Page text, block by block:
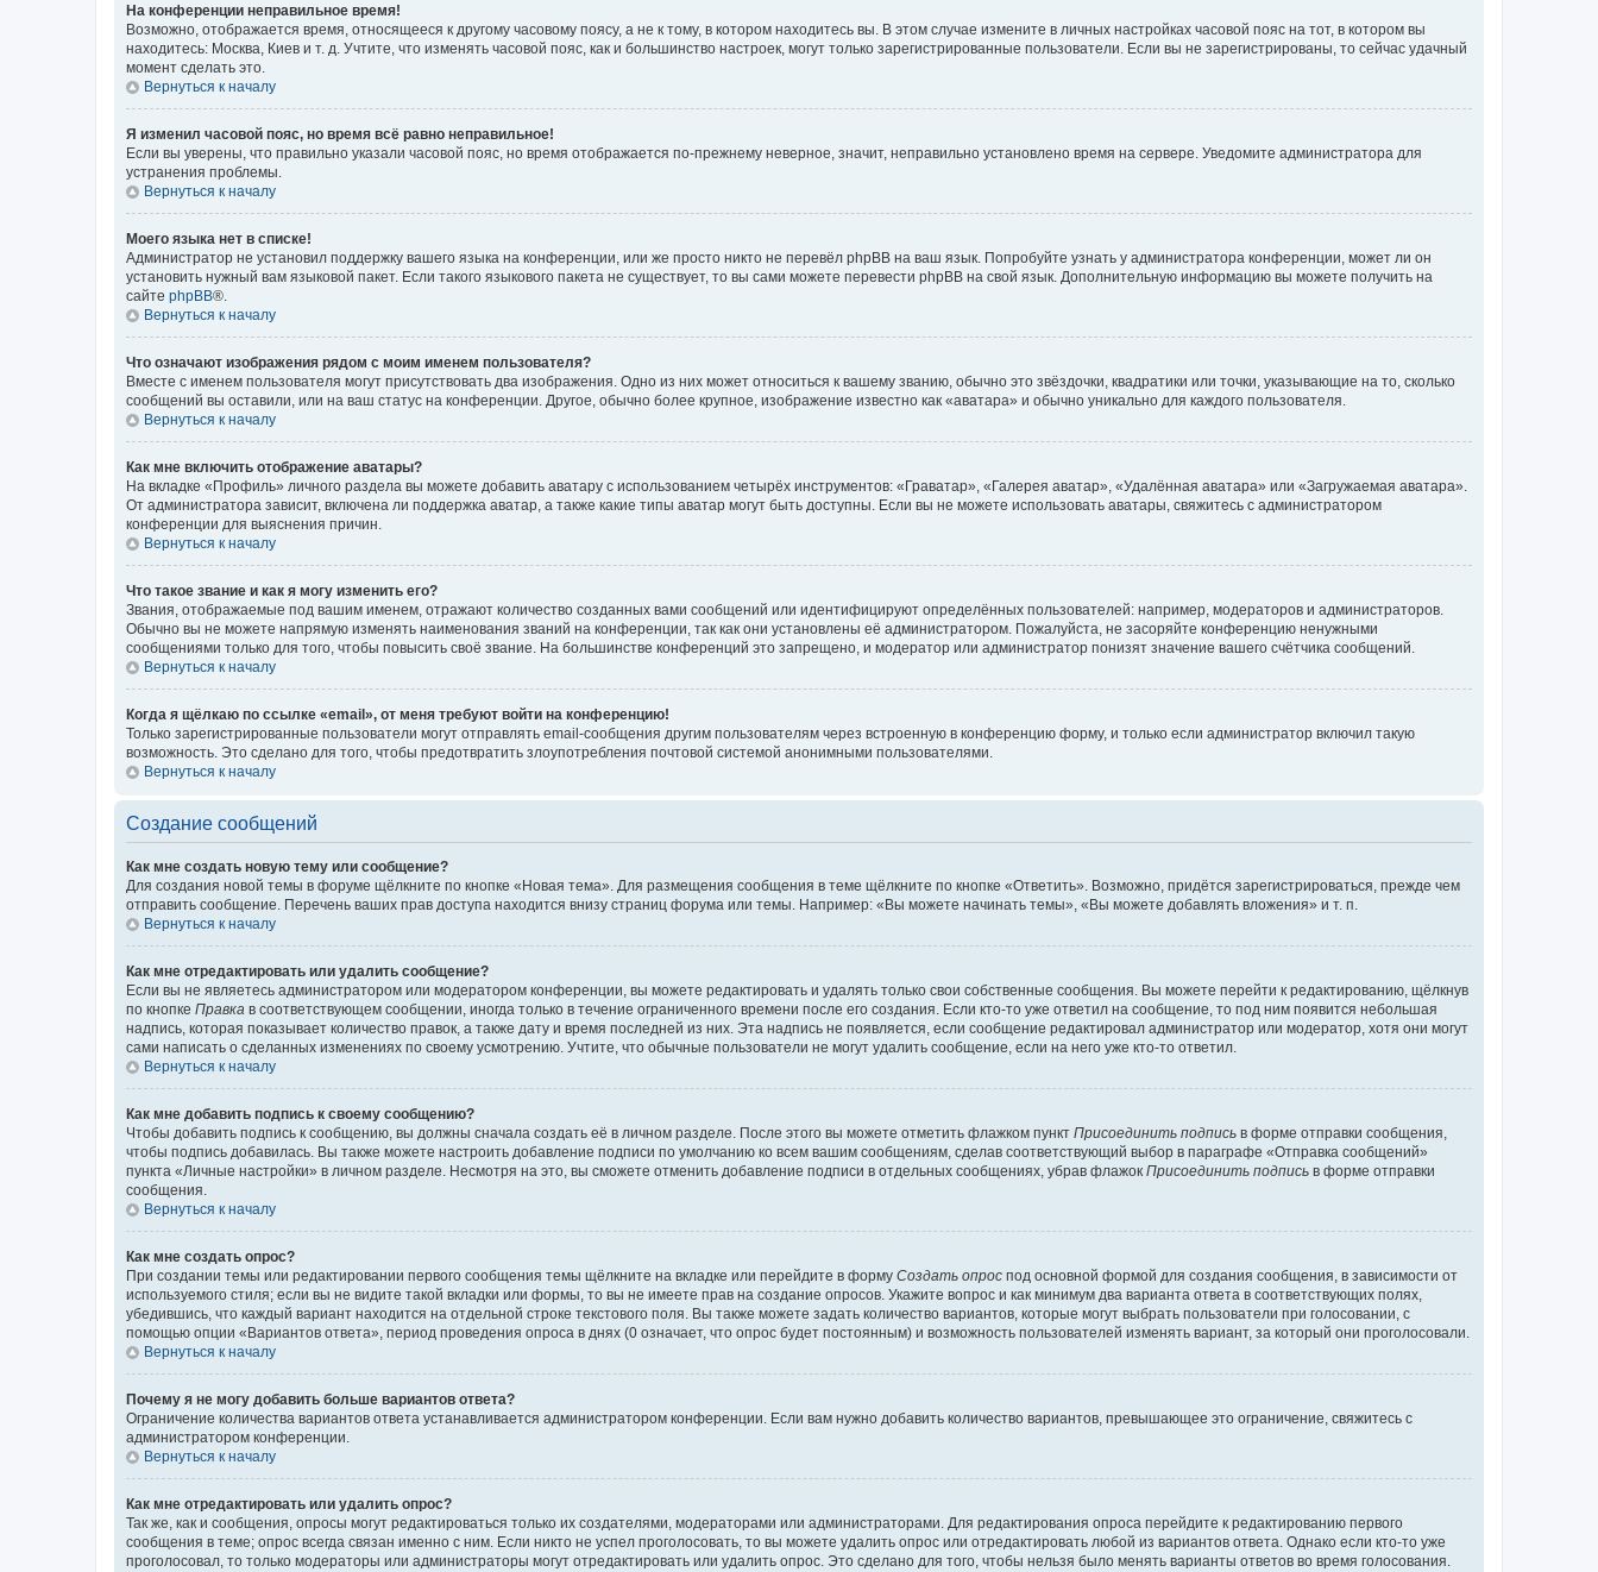
На конференции неправильное время!
Возможно, отображается время, относящееся к другому часовому поясу, а не к тому, в котором находитесь вы. В этом случае измените в личных настройках часовой пояс на тот, в котором вы
находитесь: Москва, Киев и т. д. Учтите, что изменять часовой пояс, как и большинство настроек, могут только зарегистрированные пользователи. Если вы не зарегистрированы, то сейчас удачный
момент сделать это.
Вернуться к началу
Я изменил часовой пояс, но время всё равно неправильное!
Если вы уверены, что правильно указали часовой пояс, но время отображается по-прежнему неверное, значит, неправильно установлено время на сервере. Уведомите администратора для
устранения проблемы.
Вернуться к началу
Моего языка нет в списке!
Администратор не установил поддержку вашего языка на конференции, или же просто никто не перевёл phpBB на ваш язык. Попробуйте узнать у администратора конференции, может ли он
установить нужный вам языковой пакет. Если такого языкового пакета не существует, то вы сами можете перевести phpBB на свой язык. Дополнительную информацию вы можете получить на
сайте phpBB®.
Вернуться к началу
Что означают изображения рядом с моим именем пользователя?
Вместе с именем пользователя могут присутствовать два изображения. Одно из них может относиться к вашему званию, обычно это звёздочки, квадратики или точки, указывающие на то, сколько
сообщений вы оставили, или на ваш статус на конференции. Другое, обычно более крупное, изображение известно как «аватара» и обычно уникально для каждого пользователя.
Вернуться к началу
Как мне включить отображение аватары?
На вкладке «Профиль» личного раздела вы можете добавить аватару с использованием четырёх инструментов: «Граватар», «Галерея аватар», «Удалённая аватара» или «Загружаемая аватара».
От администратора зависит, включена ли поддержка аватар, а также какие типы аватар могут быть доступны. Если вы не можете использовать аватары, свяжитесь с администратором
конференции для выяснения причин.
Вернуться к началу
Что такое звание и как я могу изменить его?
Звания, отображаемые под вашим именем, отражают количество созданных вами сообщений или идентифицируют определённых пользователей: например, модераторов и администраторов.
Обычно вы не можете напрямую изменять наименования званий на конференции, так как они установлены её администратором. Пожалуйста, не засоряйте конференцию ненужными
сообщениями только для того, чтобы повысить своё звание. На большинстве конференций это запрещено, и модератор или администратор понизят значение вашего счётчика сообщений.
Вернуться к началу
Когда я щёлкаю по ссылке «email», от меня требуют войти на конференцию!
Только зарегистрированные пользователи могут отправлять email-сообщения другим пользователям через встроенную в конференцию форму, и только если администратор включил такую
возможность. Это сделано для того, чтобы предотвратить злоупотребления почтовой системой анонимными пользователями.
Вернуться к началу
Создание сообщений
Как мне создать новую тему или сообщение?
Для создания новой темы в форуме щёлкните по кнопке «Новая тема». Для размещения сообщения в теме щёлкните по кнопке «Ответить». Возможно, придётся зарегистрироваться, прежде чем
отправить сообщение. Перечень ваших прав доступа находится внизу страниц форума или темы. Например: «Вы можете начинать темы», «Вы можете добавлять вложения» и т. п.
Вернуться к началу
Как мне отредактировать или удалить сообщение?
Если вы не являетесь администратором или модератором конференции, вы можете редактировать и удалять только свои собственные сообщения. Вы можете перейти к редактированию, щёлкнув
по кнопке Правка в соответствующем сообщении, иногда только в течение ограниченного времени после его создания. Если кто-то уже ответил на сообщение, то под ним появится небольшая
надпись, которая показывает количество правок, а также дату и время последней из них. Эта надпись не появляется, если сообщение редактировал администратор или модератор, хотя они могут
сами написать о сделанных изменениях по своему усмотрению. Учтите, что обычные пользователи не могут удалить сообщение, если на него уже кто-то ответил.
Вернуться к началу
Как мне добавить подпись к своему сообщению?
Чтобы добавить подпись к сообщению, вы должны сначала создать её в личном разделе. После этого вы можете отметить флажком пункт Присоединить подпись в форме отправки сообщения,
чтобы подпись добавилась. Вы также можете настроить добавление подписи по умолчанию ко всем вашим сообщениям, сделав соответствующий выбор в параграфе «Отправка сообщений»
пункта «Личные настройки» в личном разделе. Несмотря на это, вы сможете отменить добавление подписи в отдельных сообщениях, убрав флажок Присоединить подпись в форме отправки
сообщения.
Вернуться к началу
Как мне создать опрос?
При создании темы или редактировании первого сообщения темы щёлкните на вкладке или перейдите в форму Создать опрос под основной формой для создания сообщения, в зависимости от
используемого стиля; если вы не видите такой вкладки или формы, то вы не имеете прав на создание опросов. Укажите вопрос и как минимум два варианта ответа в соответствующих полях,
убедившись, что каждый вариант находится на отдельной строке текстового поля. Вы также можете задать количество вариантов, которые могут выбрать пользователи при голосовании, с
помощью опции «Вариантов ответа», период проведения опроса в днях (0 означает, что опрос будет постоянным) и возможность пользователей изменять вариант, за который они проголосовали.
Вернуться к началу
Почему я не могу добавить больше вариантов ответа?
Ограничение количества вариантов ответа устанавливается администратором конференции. Если вам нужно добавить количество вариантов, превышающее это ограничение, свяжитесь с
администратором конференции.
Вернуться к началу
Как мне отредактировать или удалить опрос?
Так же, как и сообщения, опросы могут редактироваться только их создателями, модераторами или администраторами. Для редактирования опроса перейдите к редактированию первого
сообщения в теме; опрос всегда связан именно с ним. Если никто не успел проголосовать, то вы можете удалить опрос или отредактировать любой из вариантов ответа. Однако если кто-то уже
проголосовал, то только модераторы или администраторы могут отредактировать или удалить опрос. Это сделано для того, чтобы нельзя было менять варианты ответов во время голосования.